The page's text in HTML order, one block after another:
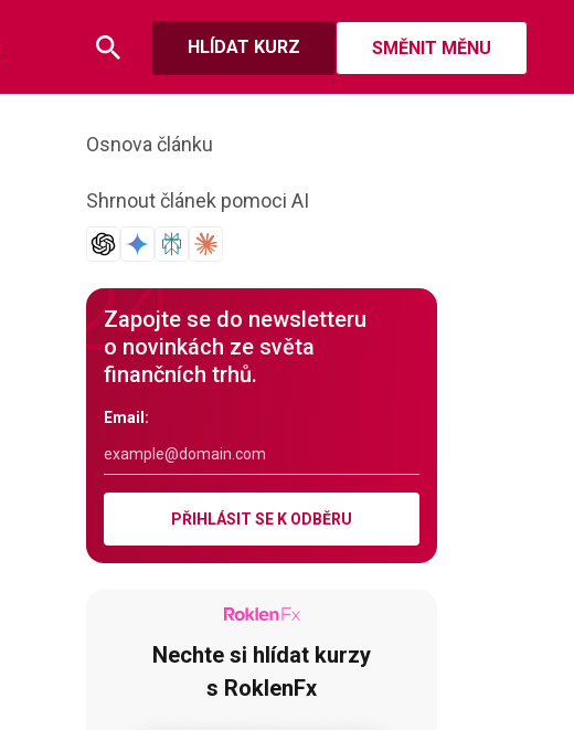
HLÍDAT KURZ SMĚNIT MĚNU
Osnova článku
Shrnout článek pomoci AI
Zapojte se do newsletteru
o novinkách ze světa
finančních trhů.
Email:
PŘIHLÁSIT SE K ODBĚRU
Nechte si hlídat kurzy
s RoklenFx